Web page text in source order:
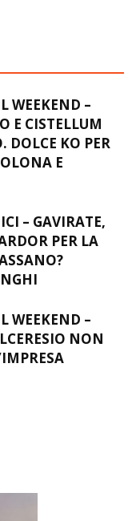
WEEKEND –
E CISTELLUM
DOLCE KO PER
E
– GAVIRATE,
PER LA
WEEKEND –
NON